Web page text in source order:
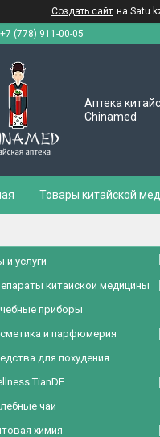
Создать сайт на
+7 (778) 911-00-05
Аптека
Chinamed
Товары китайской
и услуги
китайской медицины
приборы
и парфюмерия
для похудения
TianDE
чаи
химия